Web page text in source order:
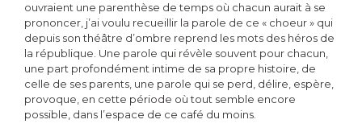
ouvraient une parenthèse de temps où chacun aurait à se
prononcer, j’ai voulu recueillir la parole de ce « choeur » qui
depuis son théâtre d’ombre reprend les mots des héros de
la république. Une parole qui révèle souvent pour chacun,
une part profondément intime de sa propre histoire, de
celle de ses parents, une parole qui se perd, délire, espère,
provoque, en cette période où tout semble encore
possible, dans l’espace de ce café du moins.